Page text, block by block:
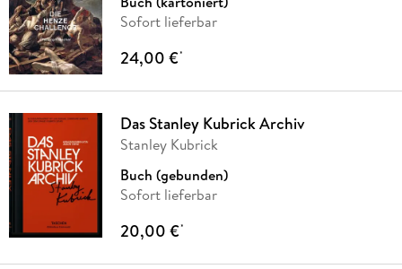
Sofort lieferbar
24,00 €*
Das Stanley Kubrick Archiv
Stanley Kubrick
Buch (gebunden)
Sofort lieferbar
20,00 €*